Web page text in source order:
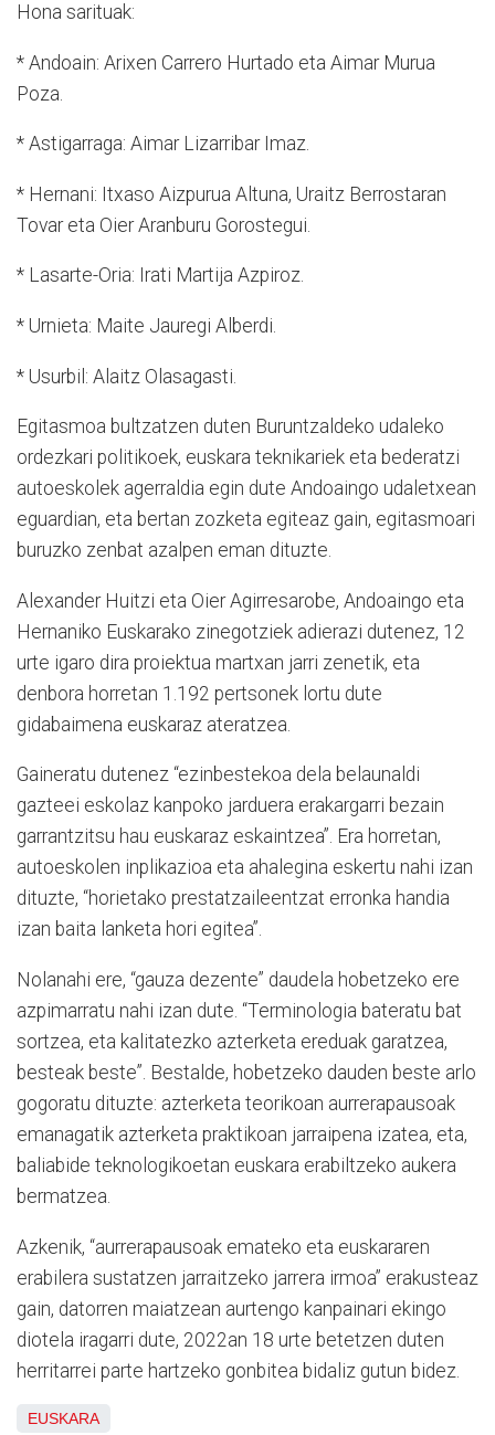
Hona sarituak:
* Andoain: Arixen Carrero Hurtado eta Aimar Murua
Poza.
* Astigarraga: Aimar Lizarribar Imaz.
* Hernani: Itxaso Aizpurua Altuna, Uraitz Berrostaran
Tovar eta Oier Aranburu Gorostegui.
* Lasarte-Oria: Irati Martija Azpiroz.
* Urnieta: Maite Jauregi Alberdi.
* Usurbil: Alaitz Olasagasti.
Egitasmoa bultzatzen duten Buruntzaldeko udaleko
ordezkari politikoek, euskara teknikariek eta bederatzi
autoeskolek agerraldia egin dute Andoaingo udaletxean
eguardian, eta bertan zozketa egiteaz gain, egitasmoari
buruzko zenbat azalpen eman dituzte.
Alexander Huitzi eta Oier Agirresarobe, Andoaingo eta
Hernaniko Euskarako zinegotziek adierazi dutenez, 12
urte igaro dira proiektua martxan jarri zenetik, eta
denbora horretan 1.192 pertsonek lortu dute
gidabaimena euskaraz ateratzea.
Gaineratu dutenez “ezinbestekoa dela belaunaldi
gazteei eskolaz kanpoko jarduera erakargarri bezain
garrantzitsu hau euskaraz eskaintzea”. Era horretan,
autoeskolen inplikazioa eta ahalegina eskertu nahi izan
dituzte, “horietako prestatzaileentzat erronka handia
izan baita lanketa hori egitea”.
Nolanahi ere, “gauza dezente” daudela hobetzeko ere
azpimarratu nahi izan dute. “Terminologia bateratu bat
sortzea, eta kalitatezko azterketa ereduak garatzea,
besteak beste”. Bestalde, hobetzeko dauden beste arlo
gogoratu dituzte: azterketa teorikoan aurrerapausoak
emanagatik azterketa praktikoan jarraipena izatea, eta,
baliabide teknologikoetan euskara erabiltzeko aukera
bermatzea.
Azkenik, “aurrerapausoak emateko eta euskararen
erabilera sustatzen jarraitzeko jarrera irmoa” erakusteaz
gain, datorren maiatzean aurtengo kanpainari ekingo
diotela iragarri dute, 2022an 18 urte betetzen duten
herritarrei parte hartzeko gonbitea bidaliz gutun bidez.
EUSKARA